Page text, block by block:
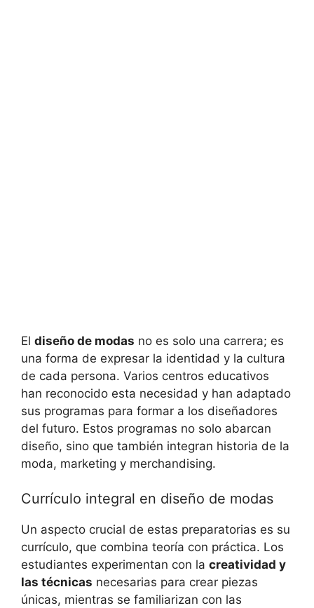
El diseño de modas no es solo una carrera; es
una forma de expresar la identidad y la cultura
de cada persona. Varios centros educativos
han reconocido esta necesidad y han adaptado
sus programas para formar a los diseñadores
del futuro. Estos programas no solo abarcan
diseño, sino que también integran historia de la
moda, marketing y merchandising.
Currículo integral en diseño de modas
Un aspecto crucial de estas preparatorias es su
currículo, que combina teoría con práctica. Los
estudiantes experimentan con la creatividad y
las técnicas necesarias para crear piezas
únicas, mientras se familiarizan con las